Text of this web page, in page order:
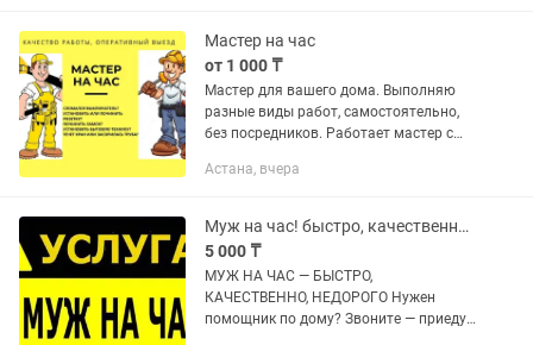
Мастер на час
от 1 000 ₸
Мастер для вашего дома. Выполняю
разные виды работ, самостоятельно,
без посредников. Работает мастер с
Оплата договорная [в зависимости от
Астана, вчера
Муж на час! быстро, качественно, недорого
5 000 ₸
МУЖ НА ЧАС — БЫСТРО,
КАЧЕСТВЕННО, НЕДОРОГО Нужен
помощник по дому? Звоните — приеду,